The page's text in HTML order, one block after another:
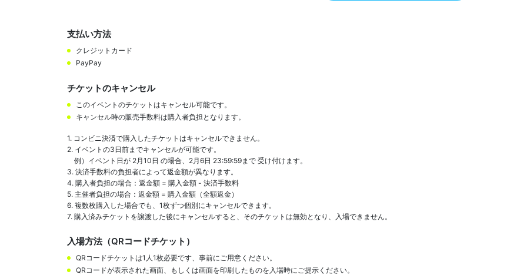
支払い方法
クレジットカード
PayPay
チケットのキャンセル
このイベントのチケットはキャンセル可能です。
キャンセル時の販売手数料は購入者負担となります。
1. コンビニ決済で購入したチケットはキャンセルできません。
2. イベントの3日前までキャンセルが可能です。
3. 決済手数料の負担者によって返金額が異なります。
4. 購入者負担の場合：返金額 = 購入金額 - 決済手数料
5. 主催者負担の場合：返金額 = 購入金額（全額返金）
6. 複数枚購入した場合でも、1枚ずつ個別にキャンセルできます。
7. 購入済みチケットを譲渡した後にキャンセルすると、そのチケットは無効となり、入場できません。
入場方法（QRコードチケット）
QRコードチケットは1人1枚必要です、事前にご用意ください。
QRコードが表示された画面、もしくは画面を印刷したものを入場時にご提示ください。